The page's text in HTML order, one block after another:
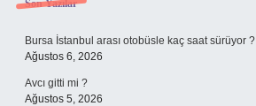
Sidebar
Son Yazılar
Bursa İstanbul arası otobüsle kaç saat sürüyor ?
Ağustos 6, 2026
Avcı gitti mi ?
Ağustos 5, 2026